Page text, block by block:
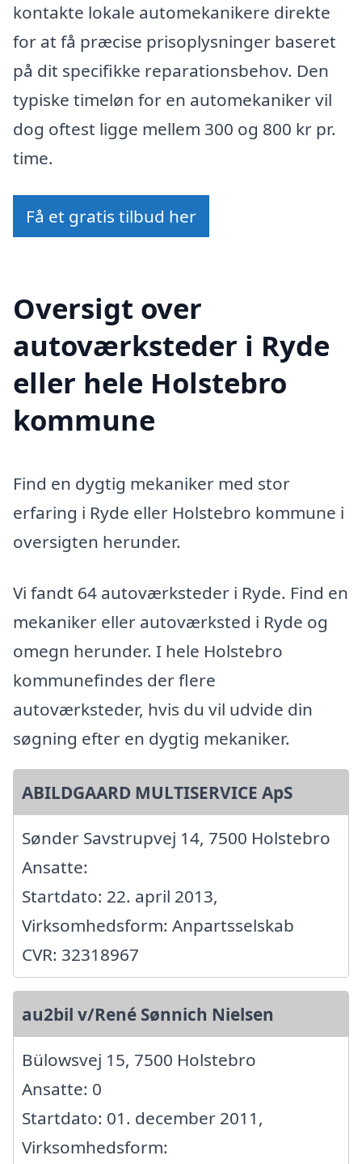
kontakte lokale automekanikere direkte
for at få præcise prisoplysninger baseret
på dit specifikke reparationsbehov. Den
typiske timeløn for en automekaniker vil
dog oftest ligge mellem 300 og 800 kr pr.
time.
Få et gratis tilbud her
Oversigt over
autoværksteder i Ryde
eller hele Holstebro
kommune
Find en dygtig mekaniker med stor
erfaring i Ryde eller Holstebro kommune i
oversigten herunder.
Vi fandt 64 autoværksteder i Ryde. Find en
mekaniker eller autoværksted i Ryde og
omegn herunder. I hele Holstebro
kommunefindes der flere
autoværksteder, hvis du vil udvide din
søgning efter en dygtig mekaniker.
ABILDGAARD MULTISERVICE ApS
Sønder Savstrupvej 14, 7500 Holstebro
Ansatte:
Startdato: 22. april 2013,
Virksomhedsform: Anpartsselskab
CVR: 32318967
au2bil v/René Sønnich Nielsen
Bülowsvej 15, 7500 Holstebro
Ansatte: 0
Startdato: 01. december 2011,
Virksomhedsform: